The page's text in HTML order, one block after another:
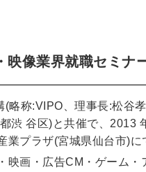
映像業界就職セミ
略称:VIPO、理事長:松谷
渋 谷区)と共催で、2013
業プラザ(宮城県仙台市)
映画・広告CM・ゲーム